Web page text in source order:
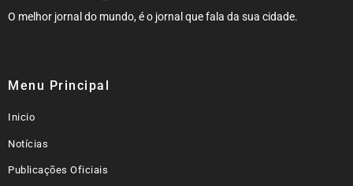
O melhor jornal do mundo, é o jornal que fala da sua cidade.
Menu Principal
Inicio
Notícias
Publicações Oficiais